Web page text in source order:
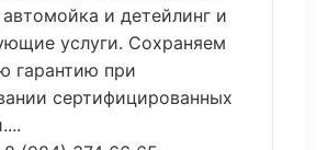
и детейлинг и
услуги. Сохраняем
гарантию при
сертифицированных